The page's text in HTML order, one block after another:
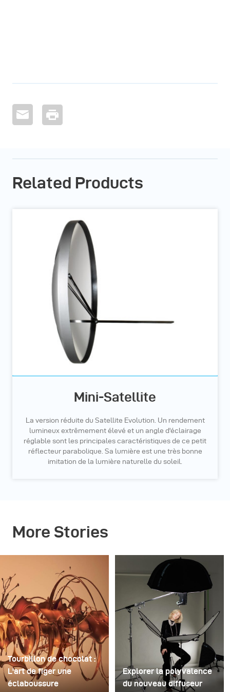
Related Products
Mini-Satellite
La version réduite du Satellite Evolution. Un rendement
lumineux extrêmement élevé et un angle d'éclairage
réglable sont les principales caractéristiques de ce petit
réflecteur parabolique. Sa lumière est une très bonne
imitation de la lumière naturelle du soleil.
More Stories
Tourbillon de chocolat :
L'art de figer une
éclaboussure
Explorer la polyvalence
du nouveau diffuseur